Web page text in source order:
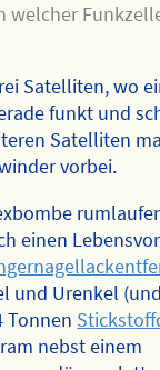
welcher
Satelliten, wo
funkt und
Satelliten
vorbei.
einen
und Urenkel
Tonnen
nebst einem